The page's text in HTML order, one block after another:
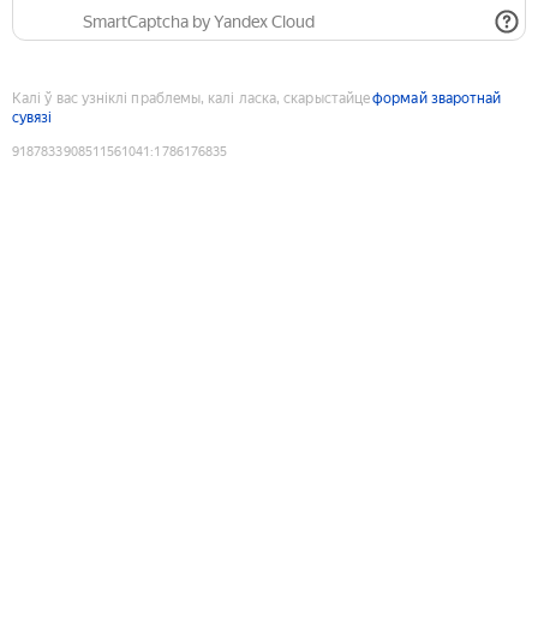
SmartCaptcha by Yandex Cloud
Калі ў вас узніклі праблемы, калі ласка, скарыстайцеформай зваротнай
сувязі
9187833908511561041 :1786176835